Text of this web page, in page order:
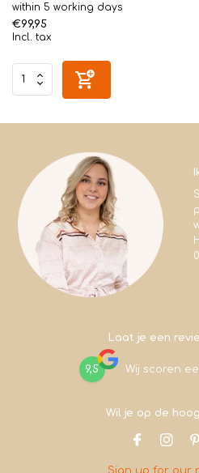
within 5 working days
€99,95
Incl. tax
Laat je een
9,5 Wij scoren
Wil je op de